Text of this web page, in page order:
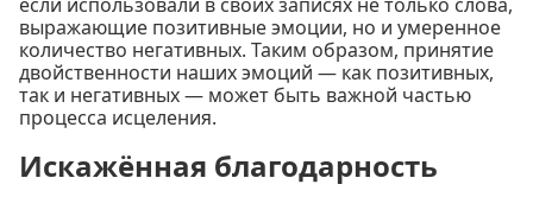
выражающие позитивные эмоции, но и умеренное
количество негативных. Таким образом, принятие
двойственности наших эмоций — как позитивных,
так и негативных — может быть важной частью
процесса исцеления.
Искажённая благодарность